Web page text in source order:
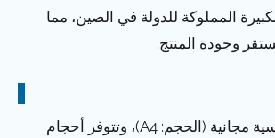
المملوكة للدولة في الصين، مما
وجودة المنتج.
• تقديم عينات قياسية مجانية (الحجم: A4)، وتتوفر أحجام